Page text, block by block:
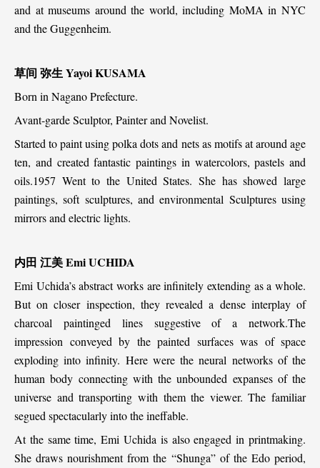
and at museums around the world, including MoMA in NYC
and the Guggenheim.
草间 弥生Yayoi KUSAMA
Born in Nagano Prefecture.
Avant-garde Sculptor, Painter and Novelist.
Started to paint using polka dots and nets as motifs at around age
ten, and created fantastic paintings in watercolors, pastels and
oils.1957 Went to the United States. She has showed large
paintings, soft sculptures, and environmental Sculptures using
mirrors and electric lights.
内田 江美Emi UCHIDA
Emi Uchida’s abstract works are infinitely extending as a whole.
But on closer inspection, they revealed a dense interplay of
charcoal paintinged lines suggestive of a network.The
impression conveyed by the painted surfaces was of space
exploding into infinity. Here were the neural networks of the
human body connecting with the unbounded expanses of the
universe and transporting with them the viewer. The familiar
segued spectacularly into the ineffable.
At the same time, Emi Uchida is also engaged in printmaking.
She draws nourishment from the “Shunga” of the Edo period,